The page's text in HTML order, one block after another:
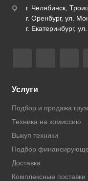
г. Челябинск,
г. Оренбург, ул.
г. Екатеринбург,
Услуги
Подбор и продажа
Техника на комиссию
Выкуп техники
Подбор
Доставка
Комплексные поставки